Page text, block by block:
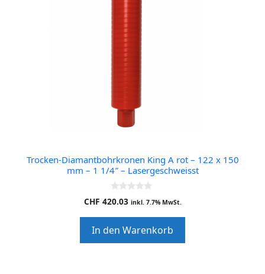
Trocken-Diamantbohrkronen King A rot – 122 x 150
mm – 1 1/4″ – Lasergeschweisst
0
o
o
f
5
CHF 420.03 inkl. 7.7% MwSt.
In den Warenkorb